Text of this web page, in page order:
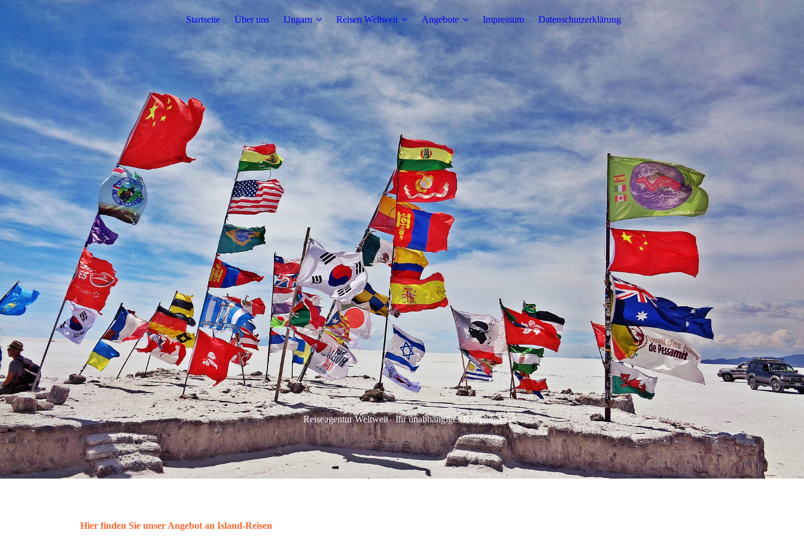
Startseite Über uns Ungarn Reisen Weltweit Angebote Impressum Datenschutzerklärung
Reiseagentur Weltweit Ihr unabhängiges Reisebüro
Hier finden Sie unser Angebot an Island-Reisen